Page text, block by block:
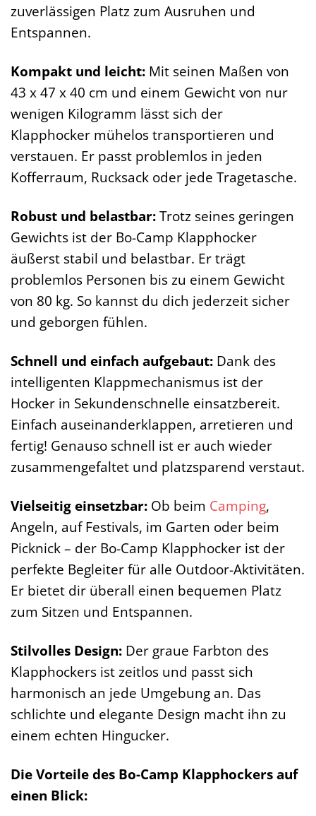
zuverlässigen Platz zum Ausruhen und
Entspannen.
Kompakt und leicht: Mit seinen Maßen von
43 x 47 x 40 cm und einem Gewicht von nur
wenigen Kilogramm lässt sich der
Klapphocker mühelos transportieren und
verstauen. Er passt problemlos in jeden
Kofferraum, Rucksack oder jede Tragetasche.
Robust und belastbar:Trotz seines geringen
Gewichts ist der Bo-Camp Klapphocker
äußerst stabil und belastbar. Er trägt
problemlos Personen bis zu einem Gewicht
von 80 kg. So kannst du dich jederzeit sicher
und geborgen fühlen.
Schnell und einfach aufgebaut: Dank des
intelligenten Klappmechanismus ist der
Hocker in Sekundenschnelle einsatzbereit.
Einfach auseinanderklappen, arretieren und
fertig! Genauso schnell ist er auch wieder
zusammengefaltet und platzsparend verstaut.
Vielseitig einsetzbar: Ob beim Camping,
Angeln, auf Festivals, im Garten oder beim
Picknick – der Bo-Camp Klapphocker ist der
perfekte Begleiter für alle Outdoor-Aktivitäten.
Er bietet dir überall einen bequemen Platz
zum Sitzen und Entspannen.
Stilvolles Design: Der graue Farbton des
Klapphockers ist zeitlos und passt sich
harmonisch an jede Umgebung an. Das
schlichte und elegante Design macht ihn zu
einem echten Hingucker.
Die Vorteile des Bo-Camp Klapphockers auf
einen Blick: